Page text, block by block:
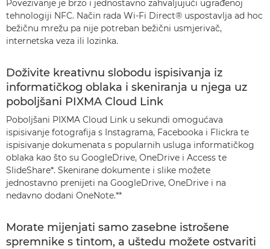
Povezivanje je brzo i jednostavno zahvaljujući ugrađenoj
tehnologiji NFC. Način rada Wi-Fi Direct® uspostavlja ad hoc
bežičnu mrežu pa nije potreban bežični usmjerivač,
internetska veza ili lozinka.
Doživite kreativnu slobodu ispisivanja iz
informatičkog oblaka i skeniranja u njega uz
poboljšani PIXMA Cloud Link
Poboljšani PIXMA Cloud Link u sekundi omogućava
ispisivanje fotografija s Instagrama, Facebooka i Flickra te
ispisivanje dokumenata s popularnih usluga informatičkog
oblaka kao što su GoogleDrive, OneDrive i Access te
SlideShare*. Skenirane dokumente i slike možete
jednostavno prenijeti na GoogleDrive, OneDrive i na
nedavno dodani OneNote.**
Morate mijenjati samo zasebne istrošene
spremnike s tintom, a uštedu možete ostvariti